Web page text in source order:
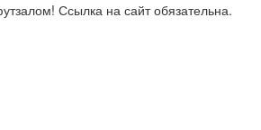
Ссылка на сайт обязательна.